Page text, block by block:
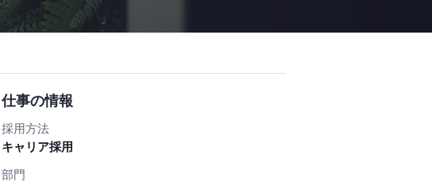
仕事の情報
採用方法
キャリア採用
部門